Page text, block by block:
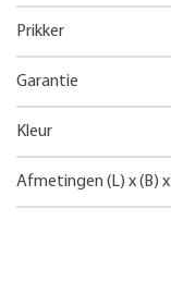
Prikker
Garantie
Kleur
Afmetingen (L) x(B) x